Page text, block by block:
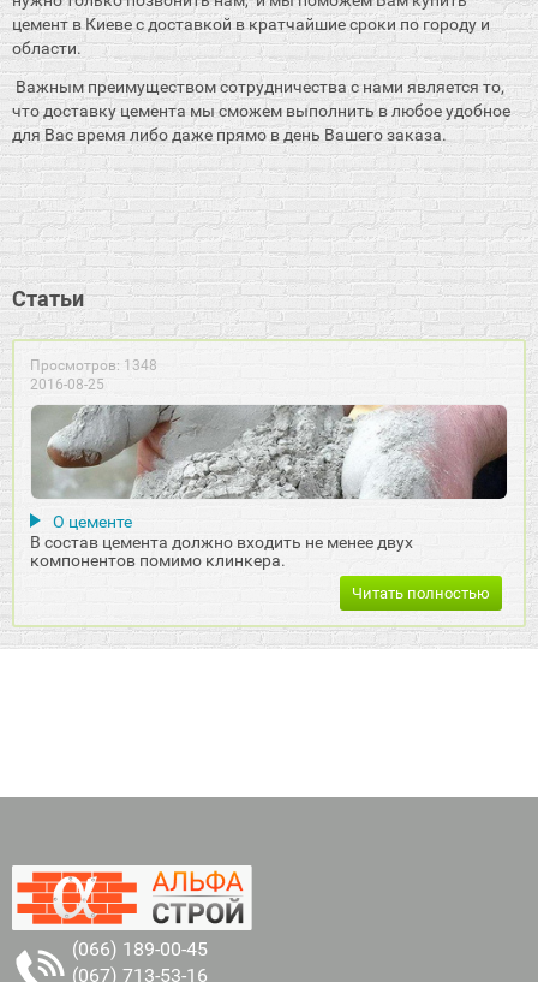
цемент в Киеве с доставкой в кратчайшие сроки по городу и
области.
Важным преимуществом сотрудничества с нами является то,
что доставку цемента мы сможем выполнить в любое удобное
для Вас время либо даже прямо в день Вашего заказа.
Статьи
Просмотров: 1348
2016-08-25
О цементе
В состав цемента должно входить не менее двух
компонентов помимо клинкера.
Читать полностью
(066) 189-00-45
(067) 713-53-16